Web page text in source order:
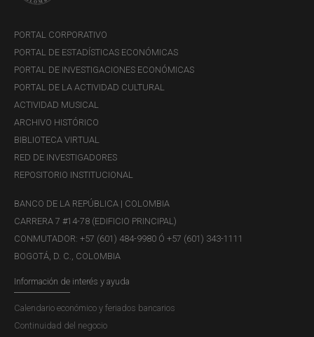
PORTAL CORPORATIVO
PORTAL DE ESTADÍSTICAS ECONÓMICAS
PORTAL DE INVESTIGACIONES ECONÓMICAS
PORTAL DE LA ACTIVIDAD CULTURAL
ACTIVIDAD MUSICAL
ARCHIVO HISTÓRICO
BIBLIOTECA VIRTUAL
RED DE INVESTIGADORES
REPOSITORIO INSTITUCIONAL
BANCO DE LA REPÚBLICA | COLOMBIA
CARRERA 7 #14-78 (EDIFICIO PRINCIPAL)
CONMUTADOR: +57 (601) 484-9980 Ó +57 (601) 343-1111
BOGOTÁ, D. C., COLOMBIA
Información de interés y ayuda
Calendario económico y feriados bancarios
Continuidad del negocio